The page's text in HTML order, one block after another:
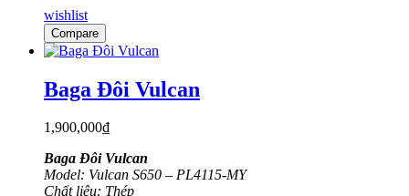
wishlist
Compare
Baga Đôi Vulcan
1,900,000₫
Baga Đôi Vulcan
Model: Vulcan S650 – PL4115-MY
Chất liệu: Thép